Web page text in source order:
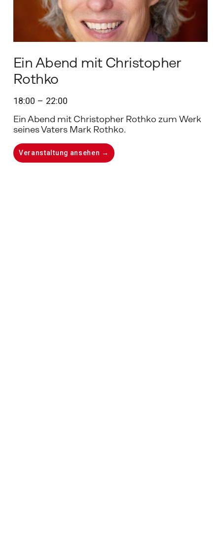
Ein Abend mit Christopher
Rothko
18:00 22:00
Ein Abend mit Christopher Rothko zum Werk
seines Vaters Mark Rothko.
Veranstaltung ansehen →